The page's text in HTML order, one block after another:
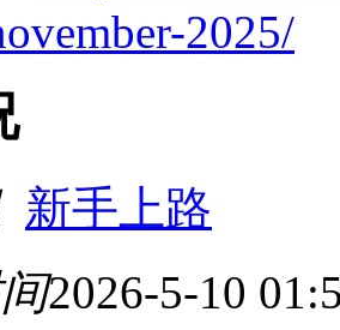
2025/
新手上路
2026-5-10